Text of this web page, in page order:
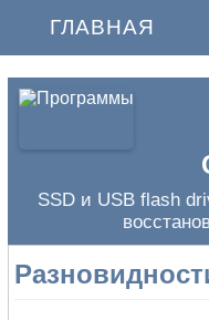
ГЛАВНАЯ
SSD и USB flash